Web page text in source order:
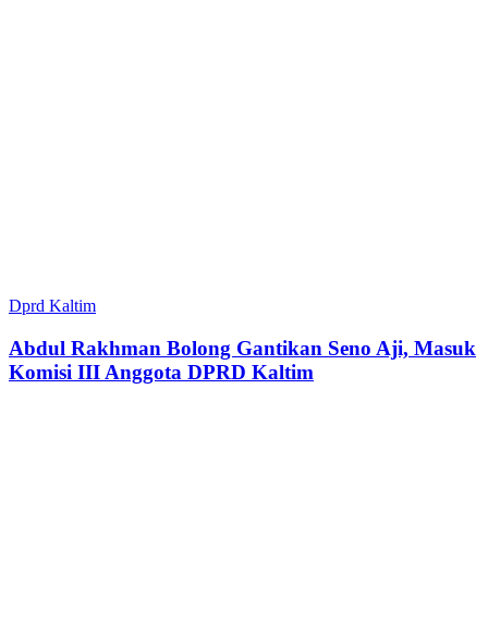
Dprd Kaltim
Abdul Rakhman Bolong Gantikan Seno Aji, Masuk
Komisi III Anggota DPRD Kaltim